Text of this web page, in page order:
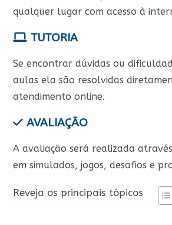
qualquer lugar com acesso à
TUTORIA
Se encontrar dúvidas ou
aulas ela são resolvidas
atendimento online.
AVALIAÇÃO
A avaliação será realizada
em simulados, jogos, desafios e
Reveja os principais tópicos